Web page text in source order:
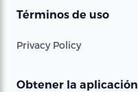
Términos de uso
Privacy Policy
Obtener la aplicación